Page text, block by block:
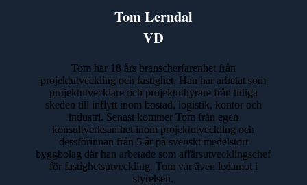
Tom Lerndal
VD
Tom har 18 års branscherfarenhet från
projektutveckling och fastighet. Han har arbetat som
projektutvecklare och projektuthyrare från tidiga
skeden till inflytt inom bostad, logistik, kontor och
industri. Senast kommer Tom från egen
konsultverksamhet inom projektutveckling och
dessförinnan från 5 år på svenskt medelstort
byggbolag där han arbetade som affärsutvecklingschef
för fastighetsutveckling. Tom var även ledamot i
styrelsen.